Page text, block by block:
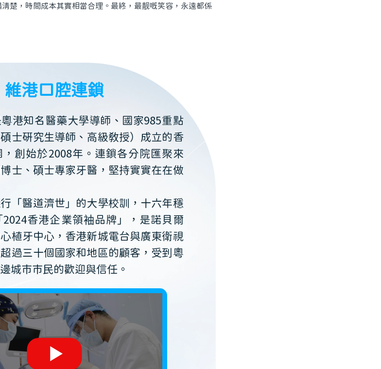
楚，時間成本其實相當合理。最終，最靓嘅笑容，永遠都係
維港口腔連鎖
港知名醫藥大學導師、國家985重點
士研究生導師、高級教授）成立的香
創始於2008年。連鎖各分院匯聚來
士、碩士專家牙醫，堅持實實在在做
「醫道濟世」的大學校訓，十六年穩
香港企業領袖品牌」，是諾貝爾
植牙中心，香港新城電台與廣東衛視
過三十個國家和地區的顧客，受到粵
城市市民的歡迎與信任。